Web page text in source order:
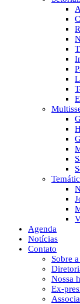
Agenda
Notícias
Contato
Sobre
Nossa
Ex-